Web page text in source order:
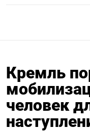
Кремль
человек